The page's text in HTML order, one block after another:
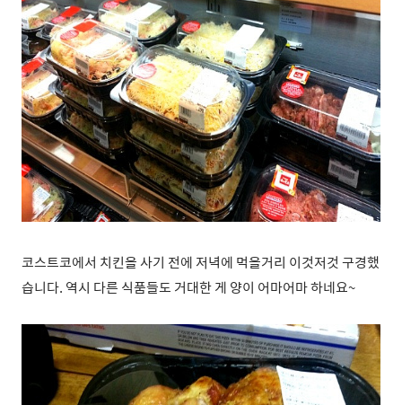
코스트코에서 치킨을 사기 전에 저녁에 먹을거리 이것저것 구경했
습니다. 역시 다른 식품들도 거대한 게 양이 어마어마 하네요~